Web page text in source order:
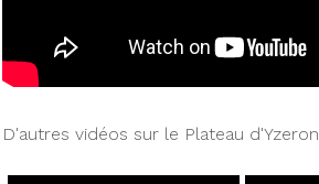
D'autres vidéos sur le Plateau d'Yzeron